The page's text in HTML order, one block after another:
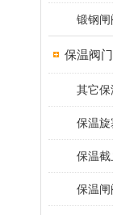
锻钢闸
保温阀门
其它保
保温旋
保温截
保温闸